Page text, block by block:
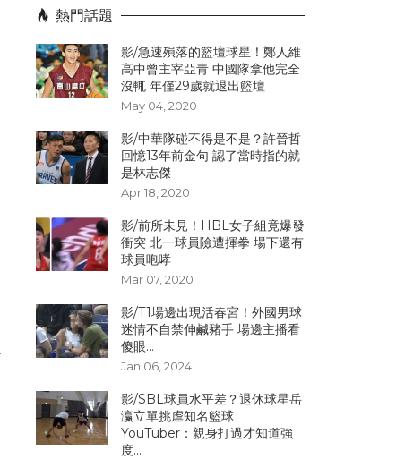
熱門話題
影/急速殞落的籃壇球星！鄭人維
高中曾主宰亞青 中國隊拿他完全
沒輒 年僅29歲就退出籃壇
May 04, 2020
影/中華隊碰不得是不是？許晉哲
回憶13年前金句 認了當時指的就
是林志傑
Apr 18, 2020
影/前所未見！HBL女子組竟爆發
衝突 北一球員險遭揮拳 場下還有
球員咆哮
Mar 07, 2020
影/T1場邊出現活春宮！外國男球
迷情不自禁伸鹹豬手 場邊主播看
傻眼...
Jan 06, 2024
影/SBL球員水平差？退休球星岳
瀛立單挑虐知名籃球
YouTuber：親身打過才知道強
度...